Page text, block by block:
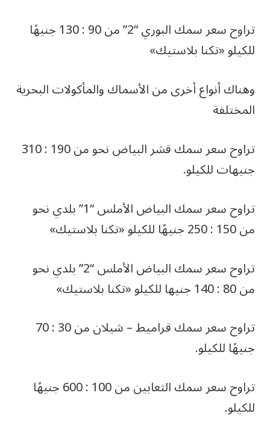
تراوح سعر سمك البوري “2” من 90 : 130 جنيهًا
للكيلو «تكنا بلاستيك»
وهناك أنواع أخرى من الأسماك والمأكولات البحرية
المختلفة
تراوح سعر سمك قشر البياض نحو من 190 : 310
جنيهات للكيلو.
تراوح سعر سمك البياض الأملس “1” بلدي نحو
من 150 : 250 جنيهًا للكيلو «تكنا بلاستيك»
تراوح سعر سمك البياض الأملس “2” بلدي نحو
من 80 : 140 جنيها للكيلو «تكنا بلاستيك»
تراوح سعر سمك قراميط – شيلان من 30 : 70
جنيهًا للكيلو.
تراوح سعر سمك الثعابين من 100 : 600 جنيهًا
للكيلو.